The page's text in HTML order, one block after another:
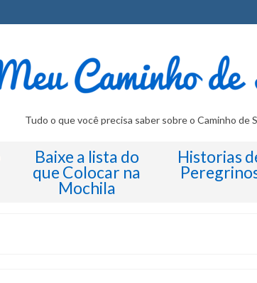
Tudo o que você precisa saber sobre o Caminho de
Baixe a lista do
que Colocar na
Mochila
Historias